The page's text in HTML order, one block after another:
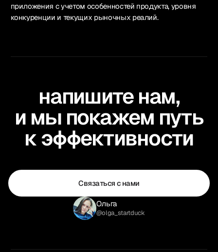
приложения с учетом особенностей продукта, уровня
конкуренции и текущих рыночных реалий.
напишите нам,
и мы покажем путь
к эффективности
Связаться с нами
Ольга
@olga_startduck